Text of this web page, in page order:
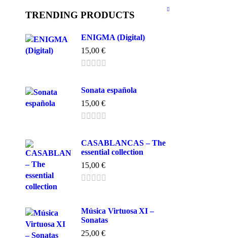
TRENDING PRODUCTS
ENIGMA (Digital)
15,00 €
Sonata española
15,00 €
CASABLANCAS – The
essential collection
15,00 €
Música Virtuosa XI –
Sonatas
25,00 €